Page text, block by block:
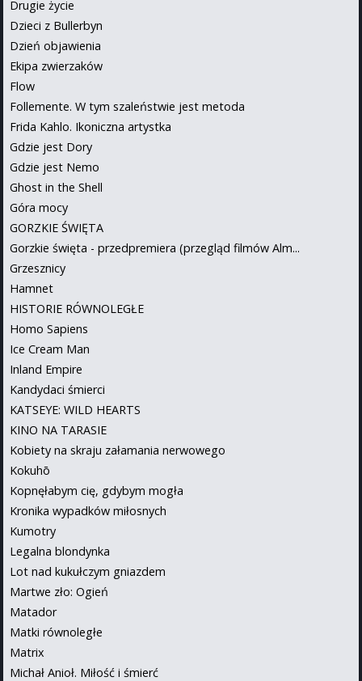
Drugie życie
Dzieci z Bullerbyn
Dzień objawienia
Ekipa zwierzaków
Flow
Follemente. W tym szaleństwie jest metoda
Frida Kahlo. Ikoniczna artystka
Gdzie jest Dory
Gdzie jest Nemo
Ghost in the Shell
Góra mocy
GORZKIE ŚWIĘTA
Gorzkie święta - przedpremiera (przegląd filmów Alm...
Grzesznicy
Hamnet
HISTORIE RÓWNOLEGŁE
Homo Sapiens
Ice Cream Man
Inland Empire
Kandydaci śmierci
KATSEYE: WILD HEARTS
KINO NA TARASIE
Kobiety na skraju załamania nerwowego
Kokuhō
Kopnęłabym cię, gdybym mogła
Kronika wypadków miłosnych
Kumotry
Legalna blondynka
Lot nad kukułczym gniazdem
Martwe zło: Ogień
Matador
Matki równoległe
Matrix
Michał Anioł. Miłość i śmierć